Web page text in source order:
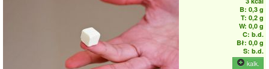
B: 0,3 g
T: 0,2 g
W: 0,0 g
C: b.d.
Bł: 0,0 g
S: b.d.
kalk.